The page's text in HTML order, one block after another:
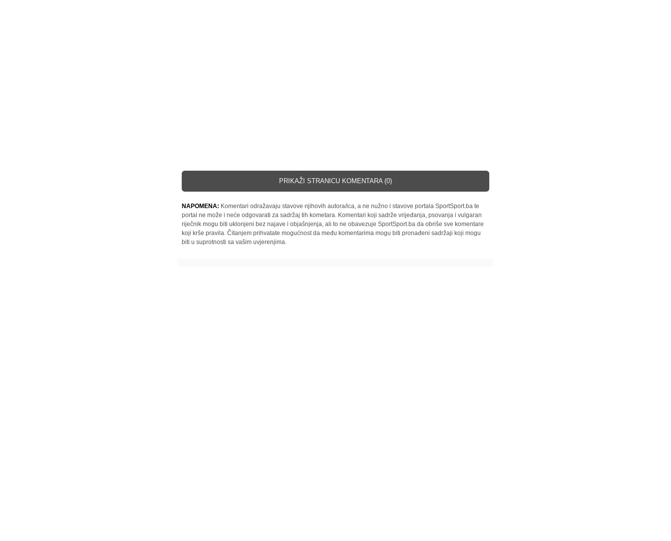
PRIKAŽI STRANICU KOMENTARA (0)
NAPOMENA: Komentari odražavaju stavove njihovih autora/ica, a ne nužno i stavove portala SportSport.ba te
portal ne može i neće odgovarati za sadržaj tih kometara. Komentari koji sadrže vrijeđanja, psovanja i vulgaran
riječnik mogu biti uklonjeni bez najave i objašnjenja, ali to ne obavezuje SportSport.ba da obriše sve komentare
koji krše pravila. Čitanjem prihvatate mogućnost da među komentarima mogu biti pronađeni sadržaji koji mogu
biti u suprotnosti sa vašim uvjerenjima.